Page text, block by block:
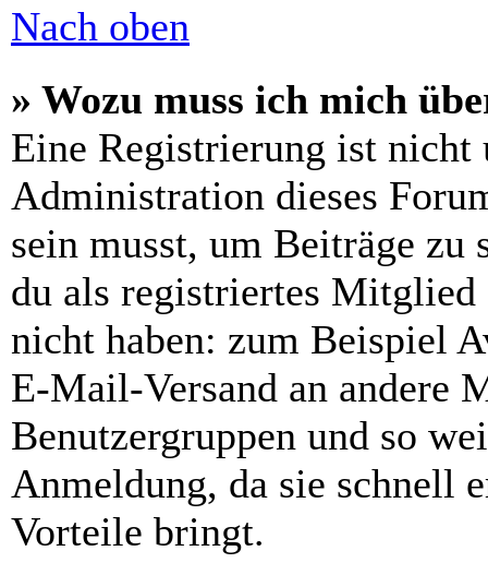
Nach oben
» Wozu muss ich mich
Eine Registrierung ist
Administration dieses
sein musst, um Beiträge
du als registriertes Mitglied
nicht haben: zum Beispiel
E-Mail-Versand an andere
Benutzergruppen und so
Anmeldung, da sie schnell
Vorteile bringt.